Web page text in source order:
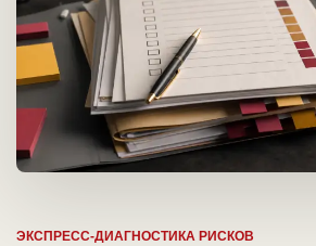
ЭКСПРЕСС-ДИАГНОСТИКА РИСКОВ